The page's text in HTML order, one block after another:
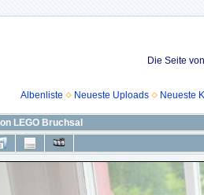
Die Seite
Albenliste Neueste Uploads Neueste
LEGO Bruchsal